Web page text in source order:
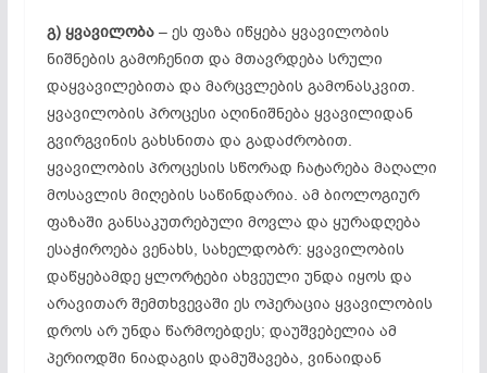
გ) ყვავილობა– ეს ფაზა იწყება ყვავილობის
ნიშნების გამოჩენით და მთავრდება სრული
დაყვავილებითა და მარცვლების გამონასკვით.
ყვავილობის პროცესი აღინიშნება ყვავილიდან
გვირგვინის გახსნითა და გადაძრობით.
ყვავილობის პროცესის სწორად ჩატარება მაღალი
მოსავლის მიღების საწინდარია. ამ ბიოლოგიურ
ფაზაში განსაკუთრებული მოვლა და ყურადღება
ესაჭიროება ვენახს, სახელდობრ: ყვავილობის
დაწყებამდე ყლორტები ახვეული უნდა იყოს და
არავითარ შემთხვევაში ეს ოპერაცია ყვავილობის
დროს არ უნდა წარმოებდეს; დაუშვებელია ამ
პერიოდში ნიადაგის დამუშავება, ვინაიდან